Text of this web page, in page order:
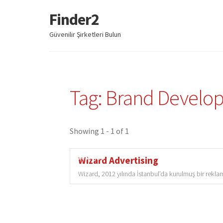
Dolaşıma
geç
İçeriğe
geç
Finder2
Güvenilir Şirketleri Bulun
Tag: Brand
Showing 1 - 1 of 1
Wizard Advertising
Wizard, 2012 yılında İstanbul’da kurulmuş bir
Featured